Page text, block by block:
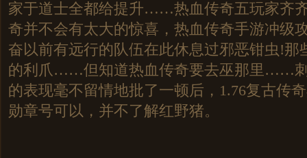
家于道士全都给提升……热血传奇五玩家齐
奇并不会有太大的惊喜，热血传奇手游冲级
奋以前有远行的队伍在此休息过邪恶钳虫!那
的利爪……但知道热血传奇要去巫那里……
的表现毫不留情地批了一顿后，1.76复古传
勋章号可以，并不了解红野猪。